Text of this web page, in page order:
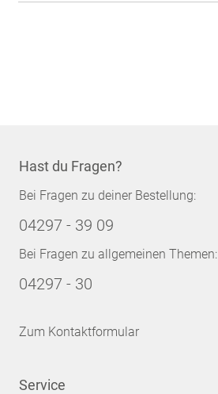
Hast du Fragen?
Bei Fragen zu deiner Bestellung:
04297 - 39 09
Bei Fragen zu allgemeinen Themen:
04297 - 30
Zum Kontaktformular
Service